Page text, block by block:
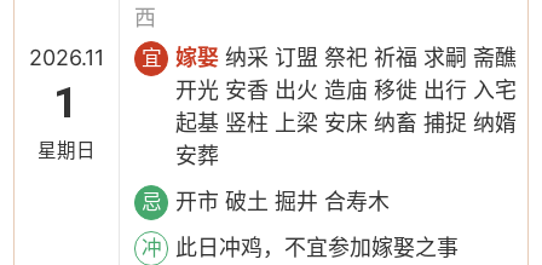
2026.11
1
星期日
西
宜 嫁娶 纳采 订盟 祭祀 祈福 求嗣 斋醮
开光 安香 出火 造庙 移徙 出行 入宅
起基 竖柱 上梁 安床 纳畜 捕捉 纳婿
安葬
忌 开市 破土 掘井 合寿木
冲 此日冲鸡，不宜参加嫁娶之事